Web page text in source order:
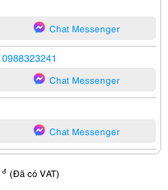
Chat Messenger
Chat Messenger
Chat Messenger
đ (Đã có VAT)